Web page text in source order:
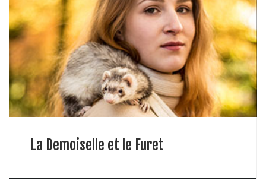
La Demoiselle et le Furet